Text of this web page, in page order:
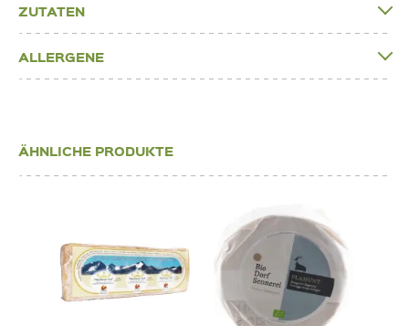
ZUTATEN
ALLERGENE
ÄHNLICHE PRODUKTE